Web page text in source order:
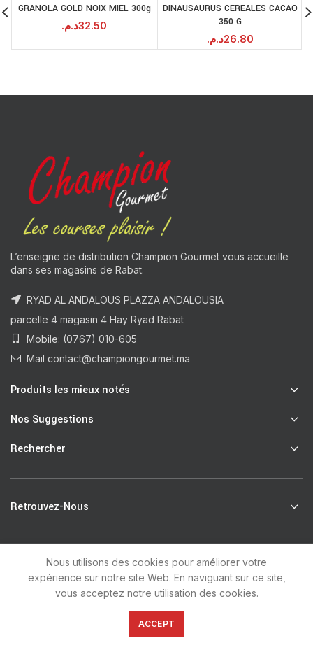
GRANOLA GOLD NOIX MIEL 300g
32.50د.م.
DINAUSAURUS CEREALES CACAO
350 G
26.80د.م.
L’enseigne de distribution Champion Gourmet vous accueille
dans ses magasins de Rabat.
RYAD AL ANDALOUS PLAZZA ANDALOUSIA
parcelle 4 magasin 4 Hay Ryad Rabat
Mobile: (0767) 010-605
Mail contact@championgourmet.ma
Produits les mieux notés
Nos Suggestions
Rechercher
Retrouvez-Nous
Champion Gourmet 2021 byRunsoft.
Nous utilisons des cookies pour améliorer votre
expérience sur notre site Web. En naviguant sur ce site,
vous acceptez notre utilisation des cookies.
ACCEPT